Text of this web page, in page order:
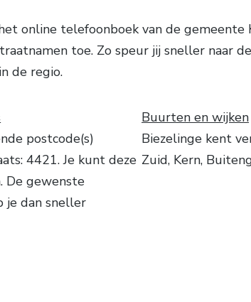
online telefoonboek van de
toe. Zo speur jij sneller
de regio.
postcode(s)
4421. Je kunt deze
De gewenste
je dan sneller
Buurten en wijken
Biezelinge kent
Zuid, Kern,